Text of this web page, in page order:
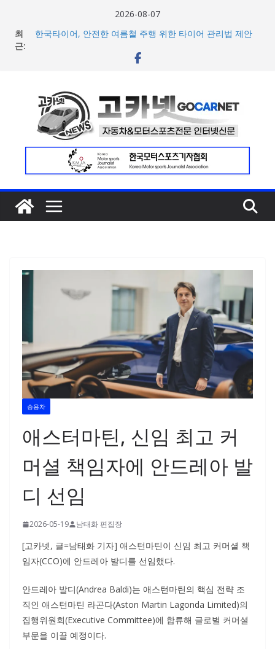
2026-08-07
최
근:
한국타이어, 안전한 여름철 주행 위한 타이어 관리법 제안
현대차, 8세대 완전변경 ‘디 올 뉴 아반떼’ 주요 사양 및 가격
공개… 본격 계약 개시
2026년 7월 국내 수입 승용차 신규 등록 전년 대비 14.3%
증가
승용차
애스터마틴, 신임 최고 커
머셜 책임자에 안드레아 발
디 선임
2026-05-19 남태화 편집장
[고카넷, 글=남태화 기자] 애스턴마틴이 신임 최고 커머셜 책
임자(CCO)에 안드레아 발디를 선임했다.
안드레아 발디(Andrea Baldi)는 애스턴마틴의 핵심 전략 조
직인 애스턴마틴 라곤다(Aston Martin Lagonda Limited)의
집행위원회(Executive Committee)에 합류해 글로벌 커머셜
부문을 이끌 예정이다.